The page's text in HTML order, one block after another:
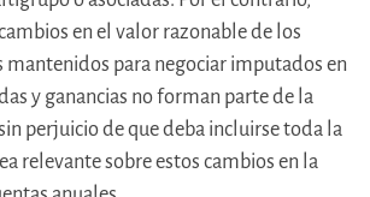
en el valor razonable de los
mantenidos para negociar imputados en
y ganancias no forman parte de la
perjuicio de que deba incluirse toda la
relevante sobre estos cambios en la